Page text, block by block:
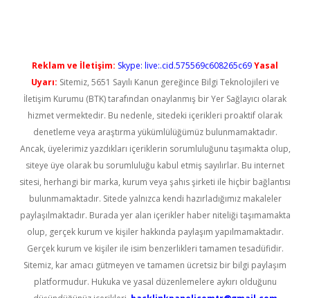
Reklam ve İletişim: Skype: live:.cid.575569c608265c69Yasal
Uyarı: Sitemiz, 5651 Sayılı Kanun gereğince Bilgi Teknolojileri ve
İletişim Kurumu (BTK) tarafından onaylanmış bir Yer Sağlayıcı olarak
hizmet vermektedir. Bu nedenle, sitedeki içerikleri proaktif olarak
denetleme veya araştırma yükümlülüğümüz bulunmamaktadır.
Ancak, üyelerimiz yazdıkları içeriklerin sorumluluğunu taşımakta olup,
siteye üye olarak bu sorumluluğu kabul etmiş sayılırlar. Bu internet
sitesi, herhangi bir marka, kurum veya şahıs şirketi ile hiçbir bağlantısı
bulunmamaktadır. Sitede yalnızca kendi hazırladığımız makaleler
paylaşılmaktadır. Burada yer alan içerikler haber niteliği taşımamakta
olup, gerçek kurum ve kişiler hakkında paylaşım yapılmamaktadır.
Gerçek kurum ve kişiler ile isim benzerlikleri tamamen tesadüfidir.
Sitemiz, kar amacı gütmeyen ve tamamen ücretsiz bir bilgi paylaşım
platformudur. Hukuka ve yasal düzenlemelere aykırı olduğunu